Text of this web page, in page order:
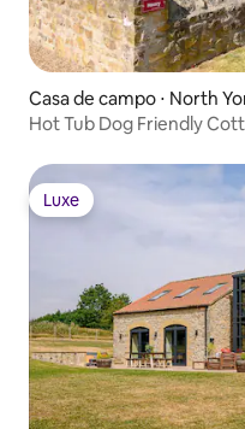
Casa de campo ⋅ North
Hot Tub Dog Friendly
Luxe
Luxe